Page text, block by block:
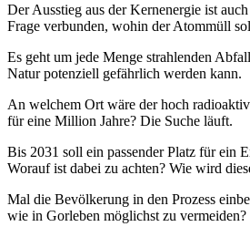
Der Ausstieg aus der Kernenergie ist
Frage verbunden, wohin der Atommüll
Es geht um jede Menge strahlenden
Natur potenziell gefährlich werden kann.
An welchem Ort wäre der hoch
für eine Million Jahre? Die Suche läuft.
Bis 2031 soll ein passender Platz für ein
Worauf ist dabei zu achten? Wie wird
Mal die Bevölkerung in den Prozess
wie in Gorleben möglichst zu vermeiden?